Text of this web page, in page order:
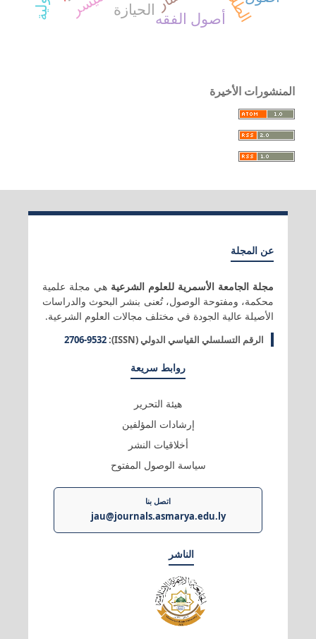
الحيازةأصول الفقه
المنشورات الأخيرة
عن المجلة
مجلة الجامعة الأسمرية للعلوم الشرعية هي مجلة علمية
محكمة، ومفتوحة الوصول، تُعنى بنشر البحوث والدراسات
الأصيلة عالية الجودة في مختلف مجالات العلوم الشرعية.
الرقم التسلسلي القياسي الدولي (ISSN):
2706-9532
روابط سريعة
هيئة التحرير
إرشادات المؤلفين
أخلاقيات النشر
سياسة الوصول المفتوح
اتصل بنا
jau@journals.asmarya.edu.ly
الناشر